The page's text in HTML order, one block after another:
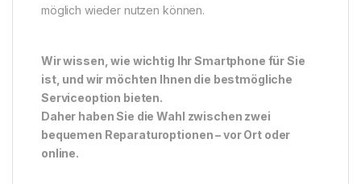
möglich wieder nutzen können.
Wir wissen, wie wichtig Ihr Smartphone für Sie
ist, und wir möchten Ihnen die bestmögliche
Serviceoption bieten.
Daher haben Sie die Wahl zwischen zwei
bequemen Reparaturoptionen – vor Ort oder
online.